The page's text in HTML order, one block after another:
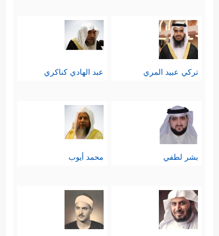
تركي عبيد المري عبد الهادي كناكري
بشر لطفي محمد أيوب